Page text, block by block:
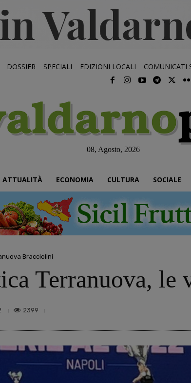
DOSSIER SPECIALI EDIZIONI LOCALI COMUNICATI
08, Agosto, 2026
ATTUALITÀ ECONOMIA CULTURA SOCIALE
Bracciolini
Terranuova, le
2399